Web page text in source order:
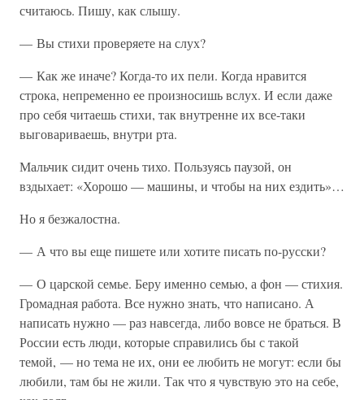
считаюсь. Пишу, как слышу.
— Вы стихи проверяете на слух?
— Как же иначе? Когда-то их пели. Когда нравится
строка, непременно ее произносишь вслух. И если даже
про себя читаешь стихи, так внутренне их все-таки
выговариваешь, внутри рта.
Мальчик сидит очень тихо. Пользуясь паузой, он
вздыхает: «Хорошо — машины, и чтобы на них ездить»…
Но я безжалостна.
— А что вы еще пишете или хотите писать по-русски?
— О царской семье. Беру именно семью, а фон — стихия.
Громадная работа. Все нужно знать, что написано. А
написать нужно — раз навсегда, либо вовсе не браться. В
России есть люди, которые справились бы с такой
темой, — но тема не их, они ее любить не могут: если бы
любили, там бы не жили. Так что я чувствую это на себе,